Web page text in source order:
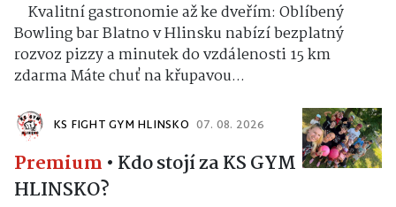
Kvalitní gastronomie až ke dveřím: Oblíbený
Bowling bar Blatno v Hlinsku nabízí bezplatný
rozvoz pizzy a minutek do vzdálenosti 15 km
zdarma Máte chuť na křupavou...
KS FIGHT GYM HLINSKO 07. 08. 2026
Premium • Kdo stojí za KS GYM
HLINSKO?